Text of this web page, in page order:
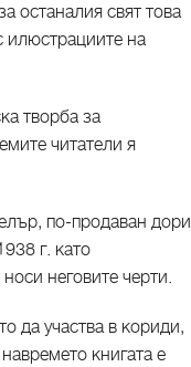
останалия свят това
илюстрациите на
творба за
читатели я
по-продаван дори
г. като
неговите черти.
да участва в кориди,
книгата е